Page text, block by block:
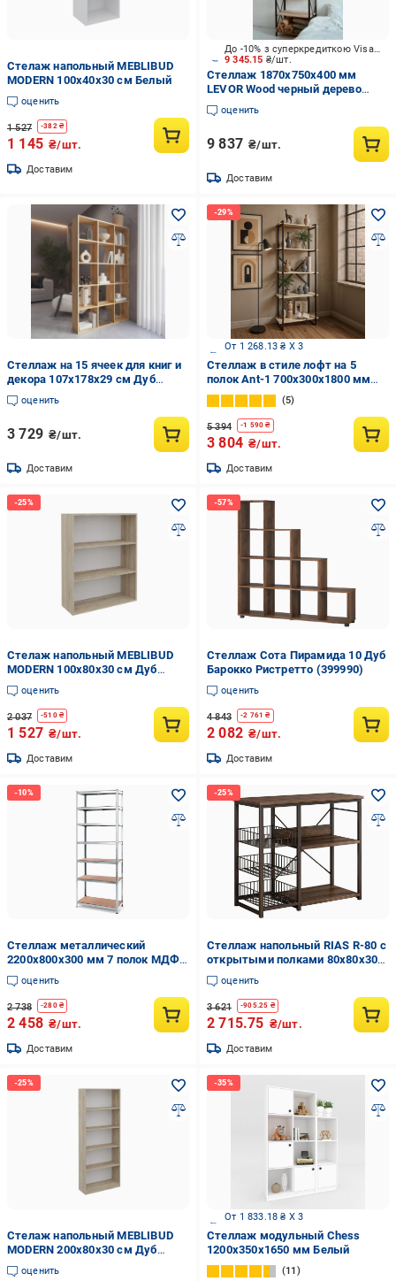
Стелаж напольный MEBLIBUD
MODERN 100х40х30 см Белый
оценить
1 527 -382₴
1 145 ₴/шт.
Доставим
9 345.15 ₴/шт.
До -10% з суперкредиткою Visa Вигода
Стеллаж 1870x750x400 мм
LEVOR Wood черный дерево
полки 6 шт. крашенный
оценить
9 837 ₴/шт.
Доставим
Стеллаж на 15 ячеек для книг и
декора 107х178х29 см Дуб
аппалачи (M-2)
оценить
3 729 ₴/шт.
Доставим
От 1 268.13 ₴ X 3
Стеллаж в стиле лофт на 5
полок Ant-1 700х300х1800 мм
Дуб Сонома
5
5 394 -1 590 ₴
3 804 ₴/шт.
Доставим
Стелаж напольный MEBLIBUD
MODERN 100х80х30 см Дуб
сонома
оценить
2 037 -510₴
1 527 ₴/шт.
Доставим
Стеллаж Сота Пирамида 10 Дуб
Барокко Ристретто (399990)
оценить
4 843 -2 761 ₴
2 082 ₴/шт.
Доставим
Стеллаж металлический
2200х800х300 мм 7 полок MДФ 5
мм Цинк (51483)
оценить
2 738 -280₴
2 458 ₴/шт.
Доставим
Стеллаж напольный RIAS R-80 с
открытыми полками 80х80х30
см (3_08235)
оценить
3 621 -905.25 ₴
2 715.75 ₴/шт.
Доставим
Стелаж напольный MEBLIBUD
MODERN 200х80х30 см Дуб
сонома
оценить
От 1 833.18 ₴ X 3
Стеллаж модульный Chess
1200х350х1650 мм Белый
11